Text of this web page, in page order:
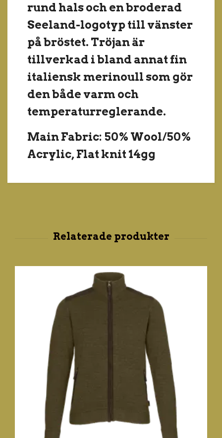
rund hals och en broderad
Seeland-logotyp till vänster
på bröstet. Tröjan är
tillverkad i bland annat fin
italiensk merinoull som gör
den både varm och
temperaturreglerande.
Main Fabric: 50% Wool/50%
Acrylic, Flat knit 14gg